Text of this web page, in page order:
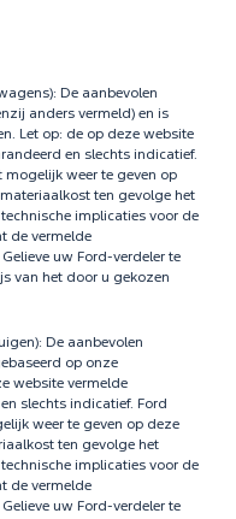
De aanbevolen
anders vermeld) en is
Let op: de op deze website
en slechts indicatief.
mogelijk weer te geven op
ten gevolge het
implicaties voor de
de vermelde
uw Ford-verdeler te
van het door u gekozen
De aanbevolen
op onze
website vermelde
slechts indicatief. Ford
weer te geven op deze
ten gevolge het
implicaties voor de
de vermelde
uw Ford-verdeler te